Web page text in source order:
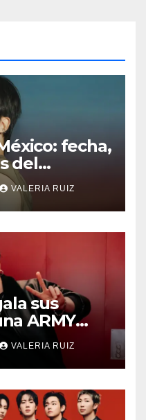
fecha,
del
VALERIA RUIZ
sus
ARMY
de BTS
VALERIA RUIZ